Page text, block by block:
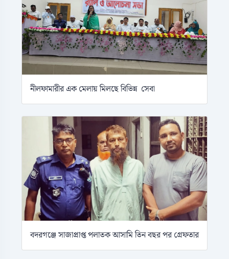
নীলফামারীর এক মেলায় মিলছে বিভিন্ন সেবা
বদরগঞ্জে সাজাপ্রাপ্ত পলাতক আসামি তিন বছর পর গ্রেফতার